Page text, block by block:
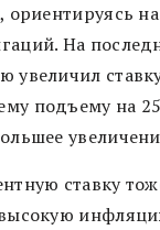
На
подъему на
ставку